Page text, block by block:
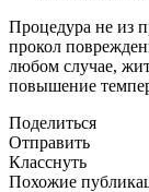
Процедура не из
прокол
любом случае,
повышение
Поделиться
Отправить
Класснуть
Похожие